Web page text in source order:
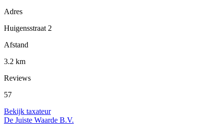
Adres
Huigensstraat 2
Afstand
3.2 km
Reviews
57
Bekijk taxateur
De Juiste Waarde B.V.